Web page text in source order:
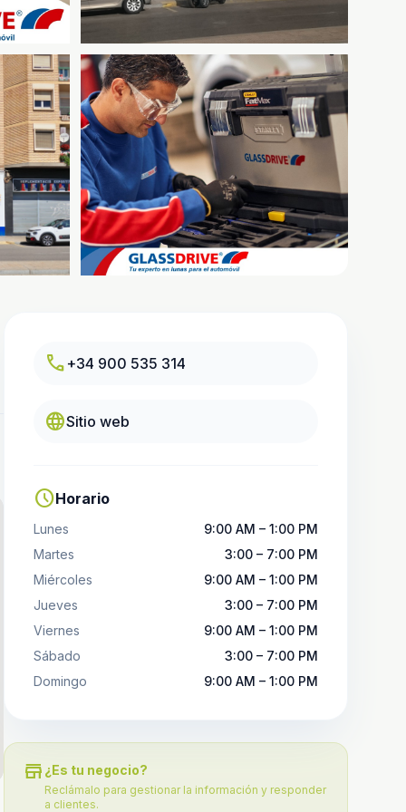
call +34 900 535 314
languageSitio web
scheduleHorario
Lunes
9:00 AM – 1:00 PM
Martes
3:00 – 7:00 PM
Miércoles
9:00 AM – 1:00 PM
Jueves
3:00 – 7:00 PM
Viernes
9:00 AM – 1:00 PM
Sábado
3:00 – 7:00 PM
Domingo
9:00 AM – 1:00 PM
store ¿Es tu negocio?
Reclámalo para gestionar la información y responder
a clientes.